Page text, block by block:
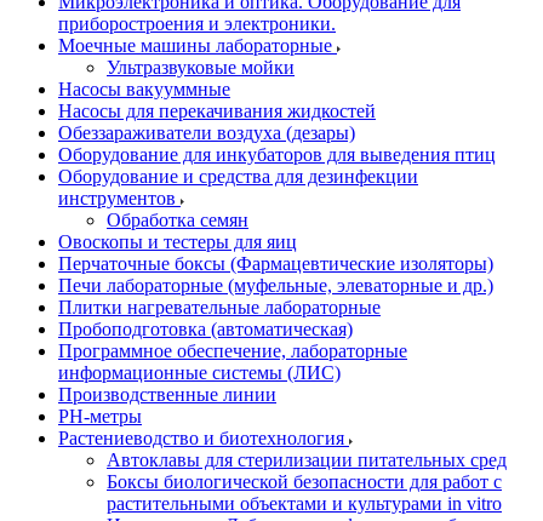
приборостроения и электроники.
Моечные машины лабораторные
Ультразвуковые мойки
Насосы вакууммные
Насосы для перекачивания жидкостей
Обеззараживатели воздуха (дезары)
Оборудование для инкубаторов для выведения птиц
Оборудование и средства для дезинфекции
инструментов
Обработка семян
Овоскопы и тестеры для яиц
Перчаточные боксы (Фармацевтические изоляторы)
Печи лабораторные (муфельные, элеваторные и др.)
Плитки нагревательные лабораторные
Пробоподготовка (автоматическая)
Программное обеспечение, лабораторные
информационные системы (ЛИС)
Производственные линии
РH-метры
Растениеводство и биотехнология
Автоклавы для стерилизации питательных сред
Боксы биологической безопасности для работ с
растительными объектами и культурами in vitro